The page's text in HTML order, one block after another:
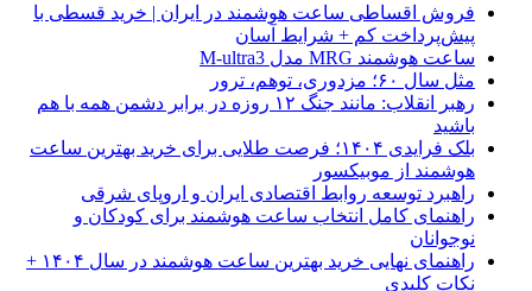
فروش اقساطی ساعت هوشمند در ایران | خرید قسطی با
پیش‌پرداخت کم + شرایط آسان
ساعت هوشمند MRG مدل M-ultra3
مثل سال ۶۰؛ مزدوری، توهم، ترور
رهبر انقلاب: مانند جنگ ۱۲ روزه در برابر دشمن همه با هم
باشید
بلک فرایدی ۱۴۰۴؛ فرصت طلایی برای خرید بهترین ساعت
هوشمند از موبیکسور
راهبرد توسعه روابط اقتصادی ایران و اروپای شرقی
راهنمای کامل انتخاب ساعت هوشمند برای کودکان و
نوجوانان
راهنمای نهایی خرید بهترین ساعت هوشمند در سال ۱۴۰۴ +
نکات کلیدی